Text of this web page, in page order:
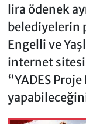
lira ödenek
belediyelerin
Engelli ve
internet sitesi
“YADES